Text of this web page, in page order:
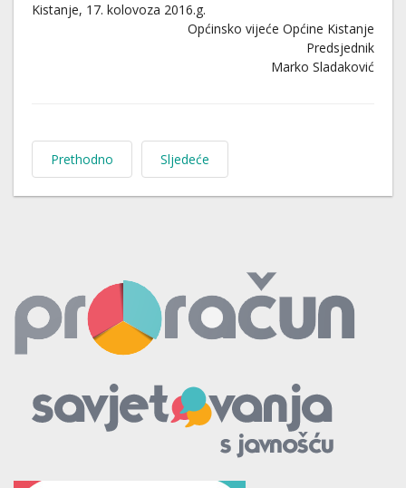
Kistanje, 17. kolovoza 2016.g.
Općinsko vijeće Općine Kistanje
Predsjednik
Marko Sladaković
Prethodno Sljedeće